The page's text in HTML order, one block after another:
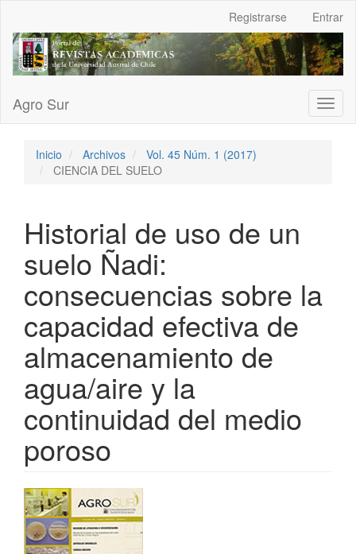
Contenido
principal
Barra
Registrarse Entrar
Agro Sur
Inicio Archivos
Vol. 45 Núm. 1 (2017)
CIENCIA DEL SUELO
Historial de uso de un
suelo Ñadi:
consecuencias sobre la
capacidad efectiva de
almacenamiento de
agua/aire y la
continuidad del medio
poroso
Barra
lateral